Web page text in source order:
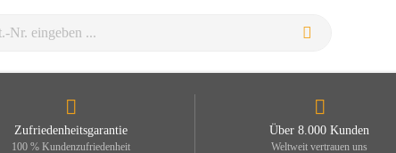
Zufriedenheitsgarantie
100 % Kundenzufriedenheit
Über 8.000 Kunden
Weltweit vertrauen uns